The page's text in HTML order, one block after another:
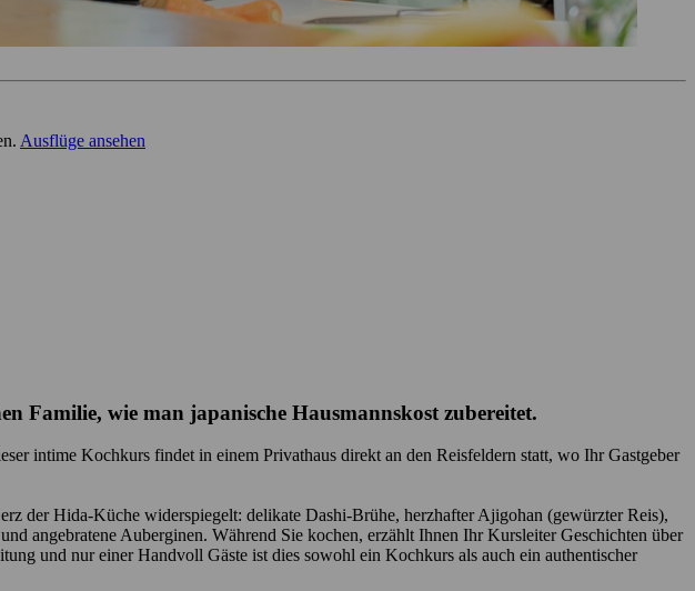
Ausflüge ansehen
Familie, wie man japanische Hausmannskost zubereitet.
intime Kochkurs findet in einem Privathaus direkt an den Reisfeldern statt, wo Ihr Gastgeber
der Hida-Küche widerspiegelt: delikate Dashi-Brühe, herzhafter Ajigohan (gewürzter Reis),
angebratene Auberginen. Während Sie kochen, erzählt Ihnen Ihr Kursleiter Geschichten über
und nur einer Handvoll Gäste ist dies sowohl ein Kochkurs als auch ein authentischer